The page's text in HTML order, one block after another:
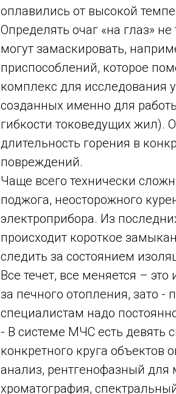
оплавились от высокой
Определять очаг «на глаз»
могут замаскировать,
приспособлений, которое
комплекс для исследования
созданных именно для
гибкости токоведущих жил).
длительность горения в
повреждений.
Чаще всего технически
поджога, неосторожного
электроприбора. Из
происходит короткое
следить за состоянием
Все течет, все меняется –
за печного отопления, зато -
специалистам надо
- В системе МЧС есть девять
конкретного круга
анализ, рентгенофазный для
хроматография,